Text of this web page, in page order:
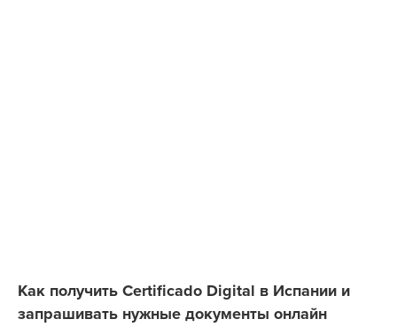
Как получить Certificado Digital в Испании и
запрашивать нужные документы онлайн